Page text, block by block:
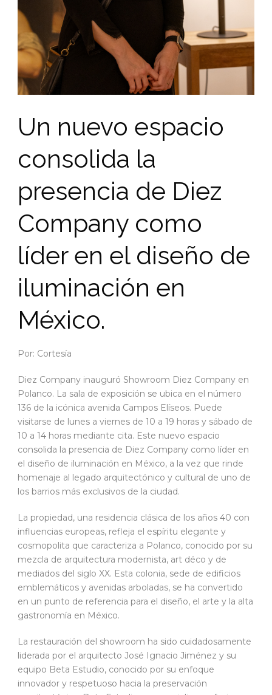
Un nuevo espacio
consolida la
presencia de Diez
Company como
líder en el diseño de
iluminación en
México.
Por: Cortesía
Diez Company inauguró Showroom Diez Company en
Polanco. La sala de exposición se ubica en el número
136 de la icónica avenida Campos Elíseos. Puede
visitarse de lunes a viernes de 10 a 19 horas y sábado de
10 a 14 horas mediante cita. Este nuevo espacio
consolida la presencia de Diez Company como líder en
el diseño de iluminación en México, a la vez que rinde
homenaje al legado arquitectónico y cultural de uno de
los barrios más exclusivos de la ciudad.
La propiedad, una residencia clásica de los años 40 con
influencias europeas, refleja el espíritu elegante y
cosmopolita que caracteriza a Polanco, conocido por su
mezcla de arquitectura modernista, art déco y de
mediados del siglo XX. Esta colonia, sede de edificios
emblemáticos y avenidas arboladas, se ha convertido
en un punto de referencia para el diseño, el arte y la alta
gastronomía en México.
La restauración del showroom ha sido cuidadosamente
liderada por el arquitecto José Ignacio Jiménez y su
equipo Beta Estudio, conocido por su enfoque
innovador y respetuoso hacia la preservación